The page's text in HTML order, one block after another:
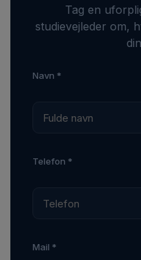
Tag en
studievejleder om,
Navn *
Telefon *
Mail *